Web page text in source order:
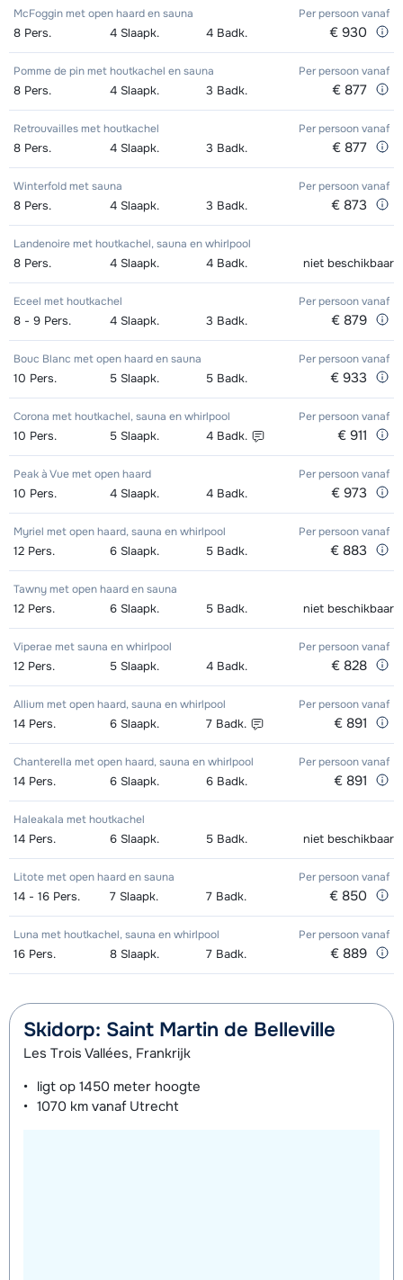
McFoggin met open haard en sauna Per persoonvanaf
8 Pers. 4 Slaapk. 4 Badk. € 930
Pomme de pin met houtkachel en sauna Per persoonvanaf
8 Pers. 4 Slaapk. 3 Badk. € 877
Retrouvailles met houtkachel Per persoonvanaf
8 Pers. 4 Slaapk. 3 Badk. € 877
Winterfold met sauna Per persoonvanaf
8 Pers. 4 Slaapk. 3 Badk. € 873
Landenoire met houtkachel, sauna en whirlpool
8 Pers. 4 Slaapk. 4 Badk. niet beschikbaar
Eceel met houtkachel Per persoonvanaf
8 - 9 Pers. 4 Slaapk. 3 Badk. € 879
Bouc Blanc met open haard en sauna Per persoonvanaf
10 Pers. 5 Slaapk. 5 Badk. € 933
Corona met houtkachel, sauna en whirlpool Per persoonvanaf
10 Pers. 5 Slaapk. 4 Badk. € 911
Peak à Vue met open haard Per persoonvanaf
10 Pers. 4 Slaapk. 4 Badk. € 973
Myriel met open haard, sauna en whirlpool Per persoonvanaf
12 Pers. 6 Slaapk. 5 Badk. € 883
Tawny met open haard en sauna
12 Pers. 6 Slaapk. 5 Badk. niet beschikbaar
Viperae met sauna en whirlpool Per persoonvanaf
12 Pers. 5 Slaapk. 4 Badk. € 828
Allium met open haard, sauna en whirlpool Per persoonvanaf
14 Pers. 6 Slaapk. 7 Badk. € 891
Chanterella met open haard, sauna en whirlpool Per persoonvanaf
14 Pers. 6 Slaapk. 6 Badk. € 891
Haleakala met houtkachel
14 Pers. 6 Slaapk. 5 Badk. niet beschikbaar
Litote met open haard en sauna Per persoonvanaf
14 - 16 Pers. 7 Slaapk. 7 Badk. € 850
Luna met houtkachel, sauna en whirlpool Per persoonvanaf
16 Pers. 8 Slaapk. 7 Badk. € 889
Skidorp: Saint Martin de Belleville
Les Trois Vallées, Frankrijk
ligt op 1450 meter hoogte
1070 km vanaf Utrecht